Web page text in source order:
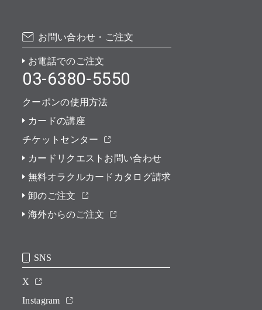
お問い合わせ・ご注文
お電話でのご注文
03-6380-5550
クーポンの使用方法
カードの講座
チケットセンター
カードリクエストお問い合わせ
無料オラクルカードカタログ請求
卸のご注文
海外からのご注文
SNS
X
Instagram